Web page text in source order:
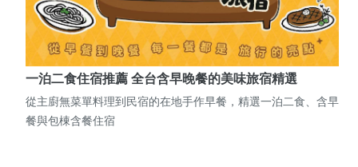
一泊二食住宿推薦 全台含早晚餐的美味旅宿精選
從主廚無菜單料理到民宿的在地手作早餐，精選一泊二食、含早
餐與包棟含餐住宿